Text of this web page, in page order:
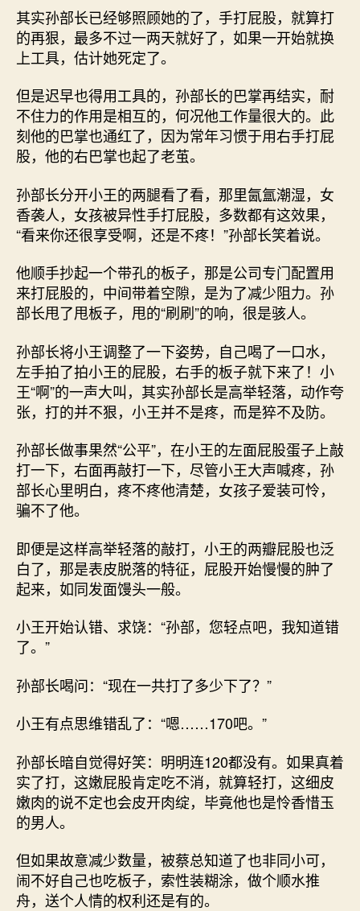
其实孙部长已经够照顾她的了，手打屁股，就算打
的再狠，最多不过一两天就好了，如果一开始就换
上工具，估计她死定了。
但是迟早也得用工具的，孙部长的巴掌再结实，耐
不住力的作用是相互的，何况他工作量很大的。此
刻他的巴掌也通红了，因为常年习惯于用右手打屁
股，他的右巴掌也起了老茧。
孙部长分开小王的两腿看了看，那里氤氲潮湿，女
香袭人，女孩被异性手打屁股，多数都有这效果，
“看来你还很享受啊，还是不疼！”孙部长笑着说。
他顺手抄起一个带孔的板子，那是公司专门配置用
来打屁股的，中间带着空隙，是为了减少阻力。孙
部长甩了甩板子，甩的“刷刷”的响，很是骇人。
孙部长将小王调整了一下姿势，自己喝了一口水，
左手拍了拍小王的屁股，右手的板子就下来了！小
王“啊”的一声大叫，其实孙部长是高举轻落，动作夸
张，打的并不狠，小王并不是疼，而是猝不及防。
孙部长做事果然“公平”，在小王的左面屁股蛋子上敲
打一下，右面再敲打一下，尽管小王大声喊疼，孙
部长心里明白，疼不疼他清楚，女孩子爱装可怜，
骗不了他。
即便是这样高举轻落的敲打，小王的两瓣屁股也泛
白了，那是表皮脱落的特征，屁股开始慢慢的肿了
起来，如同发面馒头一般。
小王开始认错、求饶：“孙部，您轻点吧，我知道错
了。”
孙部长喝问：“现在一共打了多少下了？”
小王有点思维错乱了：“嗯……170吧。”
孙部长暗自觉得好笑：明明连120都没有。如果真着
实了打，这嫩屁股肯定吃不消，就算轻打，这细皮
嫩肉的说不定也会皮开肉绽，毕竟他也是怜香惜玉
的男人。
但如果故意减少数量，被蔡总知道了也非同小可，
闹不好自己也吃板子，索性装糊涂，做个顺水推
舟，送个人情的权利还是有的。